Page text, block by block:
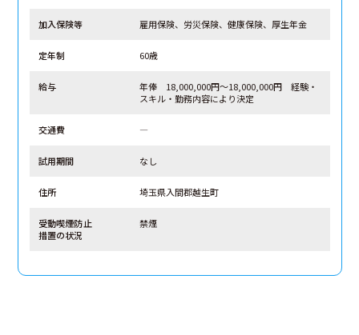
加入保険等 雇用保険、労災保険、健康保険、厚生年金
定年制 60歳
給与
年俸 18,000,000円～18,000,000円 経験・
スキル・勤務内容により決定
交通費 ―
試用期間 なし
住所 埼玉県入間郡越生町
受動喫煙防止
措置の状況
禁煙